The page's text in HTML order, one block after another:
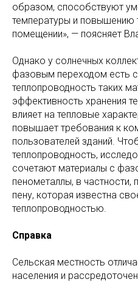
образом, способствуют
температуры и повышению
помещении», — поясняет
Однако у солнечных
фазовым переходом есть
теплопроводность таких
эффективность хранения
влияет на тепловые
повышает требования к
пользователей зданий.
теплопроводность,
сочетают материалы с
пенометаллы, в
пену, которая известна
теплопроводностью.
Справка
Сельская местность
населения и